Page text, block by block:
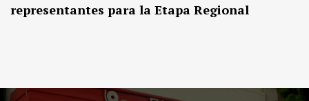
representantes para la Etapa Regional